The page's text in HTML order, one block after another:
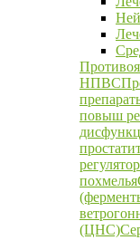
НПВС
повыш
похмелья
(ЦНС)